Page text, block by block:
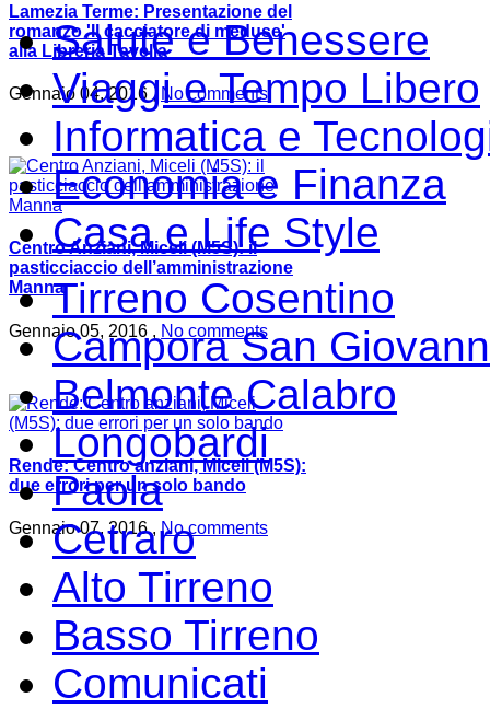
Lamezia Terme: Presentazione del
romanzo 'Il cacciatore di meduse'
alla Libreria Tavella
Gennaio 04, 2016 , No comments
Centro Anziani, Miceli (M5S): il
pasticciaccio dell’amministrazione
Manna
Gennaio 05, 2016 , No comments
Rende: Centro anziani, Miceli (M5S):
due errori per un solo bando
Gennaio 07, 2016 ,No comments
Salute e Benessere
Viaggi e Tempo Libero
Informatica e
Economia e Finanza
Casa e Life Style
Tirreno Cosentino
Campora San
Belmonte Calabro
Longobardi
Paola
Cetraro
Alto Tirreno
Basso Tirreno
Comunicati